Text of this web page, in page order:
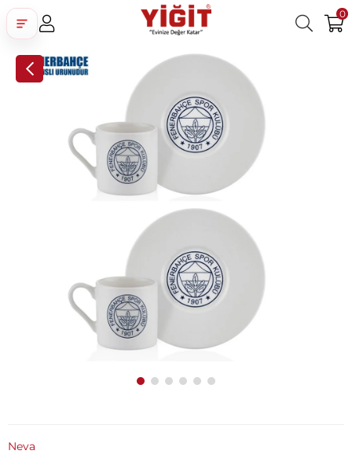
0
Üye Girişi Üye Ol Facebook İle Bağlan
Google İle Bağlan
Neva